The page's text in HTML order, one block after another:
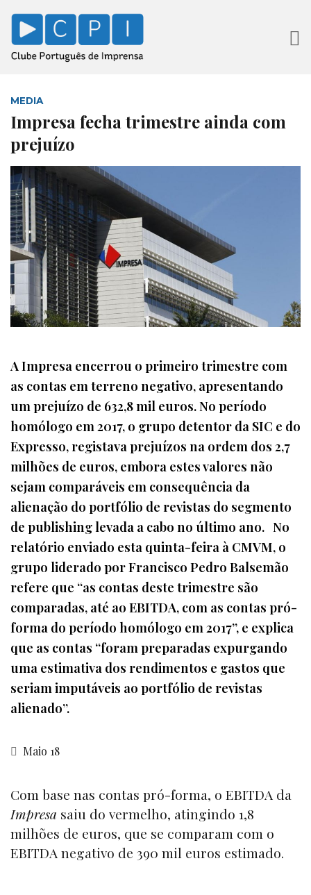
MEDIA
Impresa fecha trimestre ainda com
prejuízo
A Impresa encerrou o primeiro trimestre com
as contas em terreno negativo, apresentando
um prejuízo de 632,8 mil euros. No período
homólogo em 2017, o grupo detentor da SIC e do
Expresso, registava prejuízos na ordem dos 2,7
milhões de euros, embora estes valores não
sejam comparáveis em consequência da
alienação do portfólio de revistas do segmento
de publishing levada a cabo no último ano. No
relatório enviado esta quinta-feira à CMVM, o
grupo liderado por Francisco Pedro Balsemão
refere que “as contas deste trimestre são
comparadas, até ao EBITDA, com as contas pró-
forma do período homólogo em 2017”, e explica
que as contas “foram preparadas expurgando
uma estimativa dos rendimentos e gastos que
seriam imputáveis ao portfólio de revistas
alienado”.
Maio 18
Com base nas contas pró-forma, o EBITDA da
Impresa saiu do vermelho, atingindo 1,8
milhões de euros, que se comparam com o
EBITDA negativo de 390 mil euros estimado.